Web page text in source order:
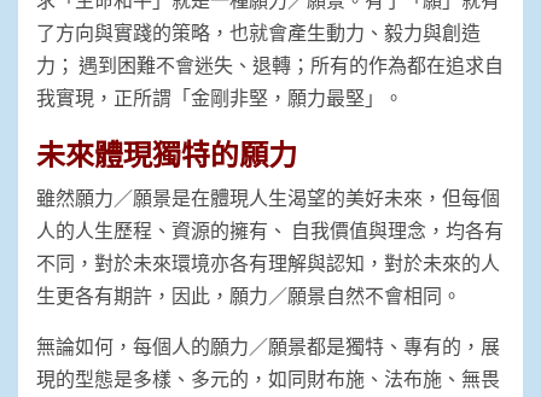
了方向與實踐的策略，也就會產生動力、毅力與創造
力； 遇到困難不會迷失、退轉；所有的作為都在追求自
我實現，正所謂「金剛非堅，願力最堅」。
未來體現獨特的願力
雖然願力／願景是在體現人生渴望的美好未來，但每個
人的人生歷程、資源的擁有、 自我價值與理念，均各有
不同，對於未來環境亦各有理解與認知，對於未來的人
生更各有期許，因此，願力／願景自然不會相同。
無論如何，每個人的願力／願景都是獨特、專有的，展
現的型態是多樣、多元的，如同財布施、法布施、無畏